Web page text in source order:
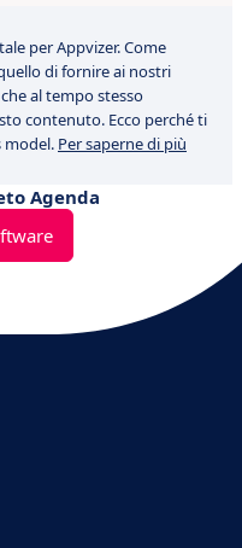
per Appvizer. Come
di fornire ai nostri
al tempo stesso
contenuto. Ecco perché ti
model. Per saperne di più
Agenda